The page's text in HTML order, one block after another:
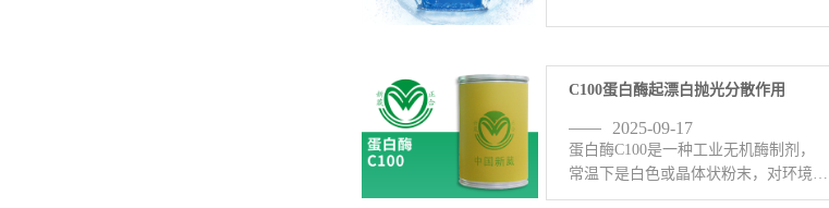
锈、络合、PH值缓冲等工业生产方面
上，有效隔离C、S0,等腐 <-查看详情>
C100蛋白酶起漂白抛光分散作用
2025-09-17
蛋白酶C100是一种工业无机酶制剂，
常温下是白色或晶体状粉末，对环境友
好、无磷、不含重金属元素它是一种对